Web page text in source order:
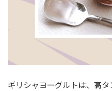
ギリシャヨーグルトは、高